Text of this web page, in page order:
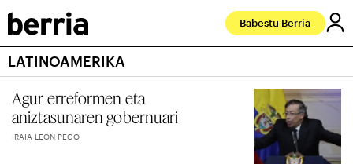
Babestu Berria
LATINOAMERIKA
Agur erreformen eta
aniztasunaren gobernuari
IRAIA LEON PEGO